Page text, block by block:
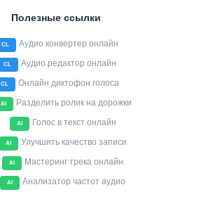
Полезные ссылки
CL Аудио конвертер онлайн
CL Аудио редактор онлайн
CL Онлайн диктофон голоса
AI Разделить ролик на дорожки
AI Голос в текст онлайн
AI Улучшить качество записи
AI Мастеринг трека онлайн
AI Анализатор частот аудио